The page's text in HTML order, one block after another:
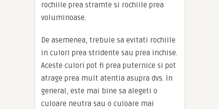
rochiile prea stramte si rochiile prea
voluminoase.
De asemenea, trebuie sa evitati rochiile
in culori prea stridente sau prea inchise.
Aceste culori pot fi prea puternice si pot
atrage prea mult atentia asupra dvs. In
general, este mai bine sa alegeti o
culoare neutra sau o culoare mai